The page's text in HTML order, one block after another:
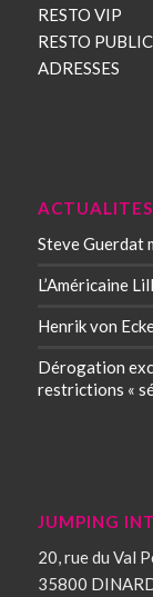
RESTO VIP
RESTO PUBLIC
ADRESSES
ACTUALITES
Steve Guerdat
L’Américaine
Henrik von
Dérogation
restrictions «
JUMPING
20, rue du Val
35800